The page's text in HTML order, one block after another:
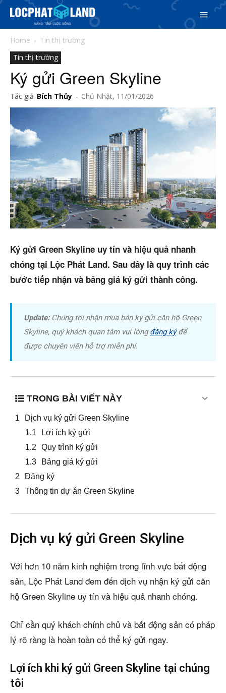
Search
5/5(36 Reviews)
Phiên bản cập nhật V3
& tìm kiếm nhanh chóng hơn
Dự án
Mua bán
Thị trường
Liên hệ
5/5(36 Reviews)
Home
Tin thị trường
Tin thị trường
Ký gửi Green Skyline
Tác giả Bích Thủy - Chủ Nhật, 11/01/2026
Ký gửi Green Skyline uy tín và hiệu quả nhanh
chóng tại Lộc Phát Land. Sau đây là quy trình các
bước tiếp nhận và bảng giá ký gửi thành công.
Update:Chúng tôi nhận mua bán ký gửi căn hộ Green
Skyline, quý khách quan tâm vui lòngđăng kýđể
được chuyên viên hỗ trợ miễn phí.
TRONG BÀI VIẾT NÀY
Dịch vụ ký gửi Green Skyline
Lợi ích ký gửi
Quy trình ký gửi
Bảng giá ký gửi
Đăng ký
Thông tin dự án Green Skyline
Dịch vụ ký gửi Green Skyline
Với hơn 10 năm kinh nghiệm trong lĩnh vực bất động
sản, Lộc Phát Land đem đến dịch vụ nhận ký gửi căn
hộ Green Skyline uy tín và hiệu quả nhanh chóng.
Chỉ cần quý khách chính chủ và bất động sản có pháp
lý rõ ràng là hoàn toàn có thể ký gửi ngay.
Lợi ích khi ký gửi Green Skyline tại chúng
tôi